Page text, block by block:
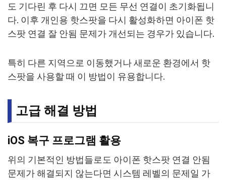
도 기다린 후 다시 끄면 모든 무선 연결이 초기화됩니
다. 이후 개인용 핫스팟을 다시 활성화하면 아이폰 핫
스팟 연결 잘 안됨 문제가 개선되는 경우가 있습니다.
특히 다른 지역으로 이동했거나 새로운 환경에서 핫
스팟을 사용할 때 이 방법이 유용합니다.
고급 해결 방법
iOS 복구 프로그램 활용
위의 기본적인 방법들로도 아이폰 핫스팟 연결 안됨
문제가 해결되지 않는다면 시스템 레벨의 문제일 가